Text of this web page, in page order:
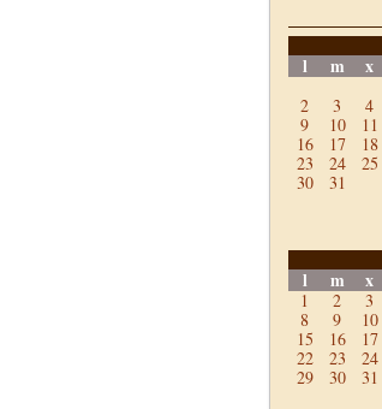
l m x
2
3 4
9
10 11
16
17 18
23
24 25
30
31
l m x
1 2 3
8
9 10
15
16 17
22
23 24
29
30 31